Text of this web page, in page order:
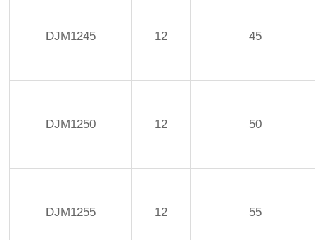
DJM1245 12 45
DJM1250 12 50
DJM1255 12 55